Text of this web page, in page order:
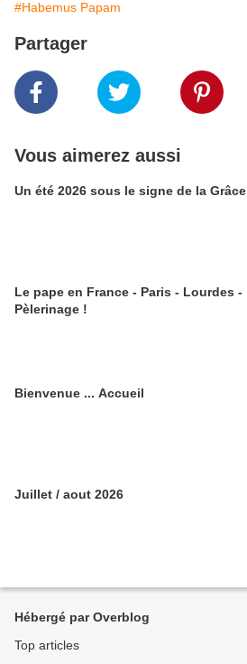
#Habemus Papam
Partager
Vous aimerez aussi
Un été 2026 sous le signe de la Grâce
Le pape en France - Paris - Lourdes -
Pèlerinage !
Bienvenue ... Accueil
Juillet / aout 2026
Hébergé par Overblog
Top articles